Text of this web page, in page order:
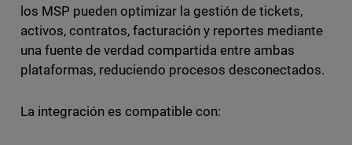
los MSP pueden optimizar la gestión de tickets,
activos, contratos, facturación y reportes mediante
una fuente de verdad compartida entre ambas
plataformas, reduciendo procesos desconectados.
La integración es compatible con: